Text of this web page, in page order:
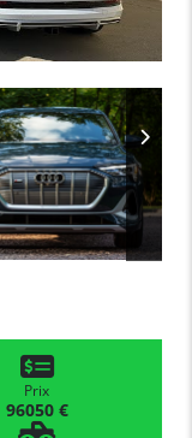
Prix
96050 €